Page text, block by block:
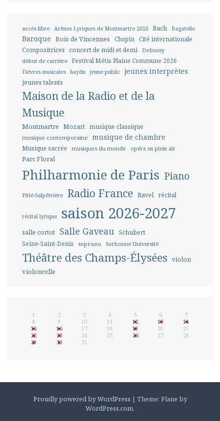
accès libre Arènes Lyriques de Montmartre 2026 Bach Bagatelle
Baroque Bois de Vincennes Chopin Cité internationale
Compositrices concert de midi et demi
Debussy
début de carrière Festival Métis Plaine Commune 2026
Fièvres musicales haydn jeune public jeunes interprètes
jeunes talents
Maison de la Radio et de la
Musique
Montmartre Mozart musique classique
musique contemporaine musique de chambre
Musique sacrée musiques du monde opéra en plein air
Parc Floral
Philharmonie de Paris Piano
Pitié-Salpêtrière Radio France Ravel récital
récital lyrique saison 2026-2027
salle cortot Salle Gaveau Schubert
Seine-Saint-Denis soprano Sorbonne Université
Théâtre des Champs-Élysées violon
violoncelle
1 2 3 4 5 6
7
8
9 10 11 12 13
14
15
16 17 18 19 20
21
22
23 24 25 26 27
28
29
30 31
Proudly powered by WordPress | Theme: Plane by
WordPress.com.